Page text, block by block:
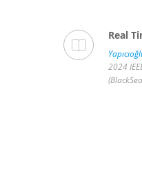
Real
2024